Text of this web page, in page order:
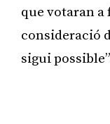
que votaran a
consideració
sigui